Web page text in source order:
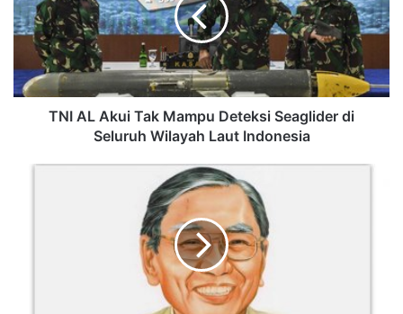
TNI AL Akui Tak Mampu Deteksi Seaglider di
Seluruh Wilayah Laut Indonesia